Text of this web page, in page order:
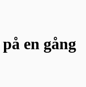
på en gång